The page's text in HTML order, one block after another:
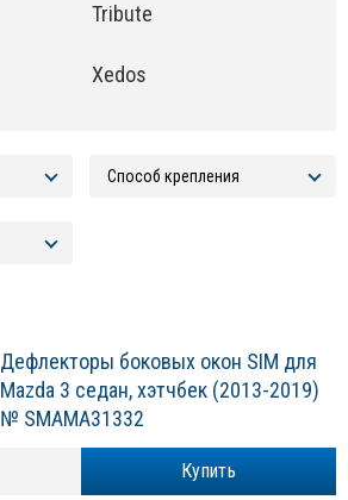
Tribute
Xedos
Дефлекторы боковых окон SIM для
Mazda 3 седан, хэтчбек (2013-2019)
№ SMAMA31332
Купить